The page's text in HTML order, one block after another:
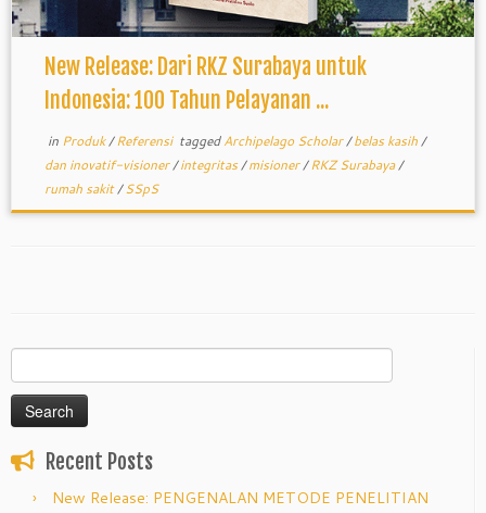
New Release: Dari RKZ Surabaya untuk
Indonesia: 100 Tahun Pelayanan ...
in Produk/Referensi taggedArchipelago Scholar/belas kasih/
dan inovatif-visioner/integritas/misioner/RKZ Surabaya/
rumah sakit/SSpS
for:
Recent Posts
New Release: PENGENALAN METODE PENELITIAN